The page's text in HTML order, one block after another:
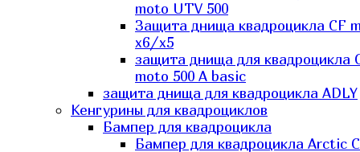
moto UTV 500
Защита днища квадроцикла СF
x6/x5
защита днища для квадроцикла
moto 500 A basic
защита днища для квадроцикла ADLY
Кенгурины для квадроциклов
Бампер для квадроцикла
Бампер для квадроцикла Arctic